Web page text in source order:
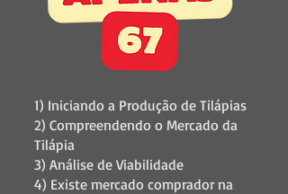
1) Iniciando a Produção de Tilápias
2) Compreendendo o Mercado da
Tilápia
3) Análise de Viabilidade
4) Existe mercado comprador na